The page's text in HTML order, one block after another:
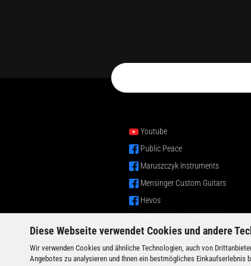
Diese Webseite verwendet Cookies und andere
Wir verwenden Cookies und ähnliche Technologien, auch von
Angebotes zu analysieren und Ihnen ein bestmögliches
Youtube
Public Peace
Maruszczyk Instruments
Mensinger Custom Guitars
Hevos
Mensinger Guitars